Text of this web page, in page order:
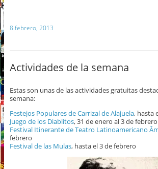
8 febrero, 2013
Actividades de la semana
Estas son unas de las actividades gratuitas
semana:
Festejos Populares de Carrizal de Alajuela, hasta
Juego de los Diablitos, 31 de enero al 3 de febrero
Festival Itinerante de Teatro Latinoamericano
febrero
Festival de las Mulas, hasta el 3 de febrero